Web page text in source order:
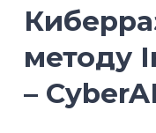
методу
–